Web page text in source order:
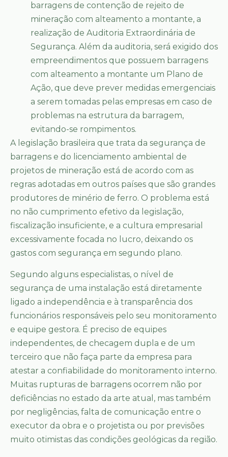
barragens de contenção de rejeito de
mineração com alteamento a montante, a
realização de Auditoria Extraordinária de
Segurança. Além da auditoria, será exigido dos
empreendimentos que possuem barragens
com alteamento a montante um Plano de
Ação, que deve prever medidas emergenciais
a serem tomadas pelas empresas em caso de
problemas na estrutura da barragem,
evitando-se rompimentos.
A legislação brasileira que trata da segurança de
barragens e do licenciamento ambiental de
projetos de mineração está de acordo com as
regras adotadas em outros países que são grandes
produtores de minério de ferro. O problema está
no não cumprimento efetivo da legislação,
fiscalização insuficiente, e a cultura empresarial
excessivamente focada no lucro, deixando os
gastos com segurança em segundo plano.
Segundo alguns especialistas, o nível de
segurança de uma instalação está diretamente
ligado a independência e à transparência dos
funcionários responsáveis pelo seu monitoramento
e equipe gestora. É preciso de equipes
independentes, de checagem dupla e de um
terceiro que não faça parte da empresa para
atestar a confiabilidade do monitoramento interno.
Muitas rupturas de barragens ocorrem não por
deficiências no estado da arte atual, mas também
por negligências, falta de comunicação entre o
executor da obra e o projetista ou por previsões
muito otimistas das condições geológicas da região.